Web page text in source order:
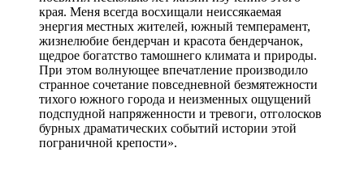
края. Меня всегда восхищали неиссякаемая
энергия местных жителей, южный темперамент,
жизнелюбие бендерчан и красота бендерчанок,
щедрое богатство тамошнего климата и природы.
При этом волнующее впечатление производило
странное сочетание повседневной безмятежности
тихого южного города и неизменных ощущений
подспудной напряженности и тревоги, отголосков
бурных драматических событий истории этой
пограничной крепости».